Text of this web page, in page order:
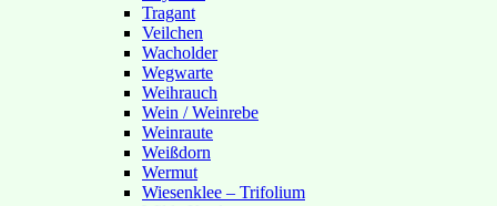
Tragant
Veilchen
Wacholder
Wegwarte
Weihrauch
Wein / Weinrebe
Weinraute
Weißdorn
Wermut
Wiesenklee – Trifolium